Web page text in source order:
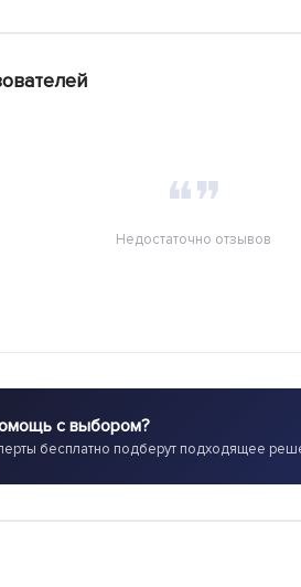
❝❞
Недостаточно отзывов
с выбором?
бесплатно подберут подходящее